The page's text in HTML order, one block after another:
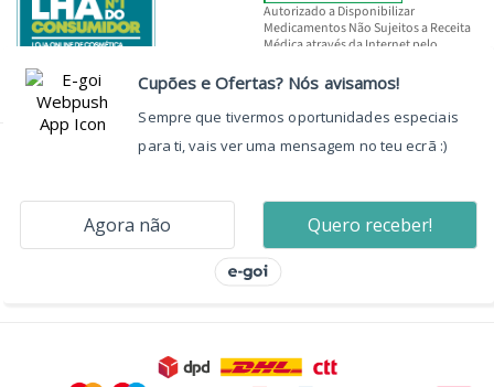
Autorizado a Disponibilizar
Medicamentos Não Sujeitos a Receita
Médica através da Internet pelo